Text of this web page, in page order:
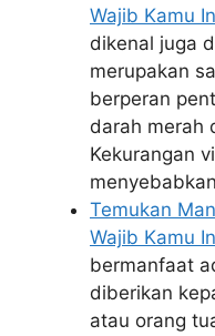
Wajib Kamu
dikenal juga
merupakan
berperan
darah merah
Kekurangan
Temukan
Wajib Kamu
bermanfaat
diberikan
atau orang